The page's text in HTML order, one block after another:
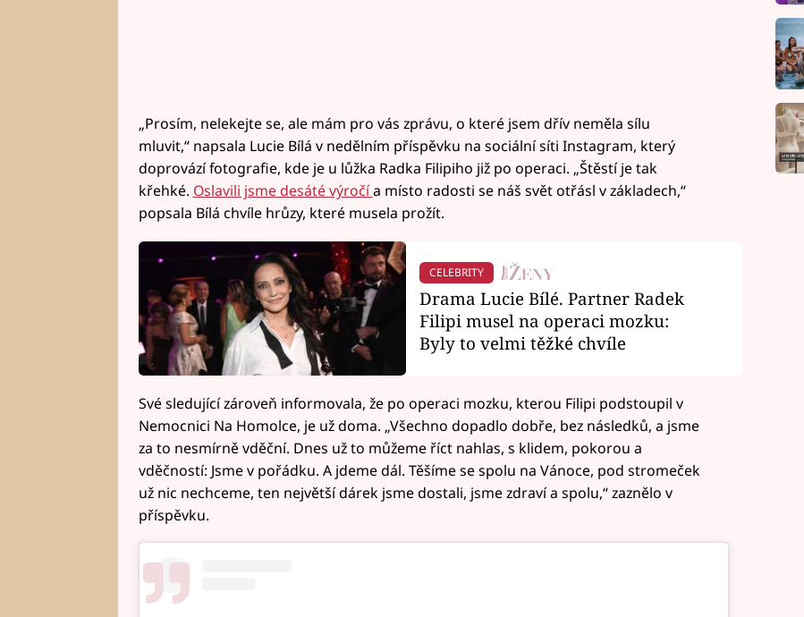
„Prosím, nelekejte se, ale mám pro vás zprávu, o které jsem dřív neměla sílu
mluvit,“ napsala Lucie Bílá v nedělním příspěvku na sociální síti Instagram, který
doprovází fotografie, kde je u lůžka Radka Filipiho již po operaci. „Štěstí je tak
křehké. Oslavili jsme desáté výročía místo radosti se náš svět otřásl v základech,“
popsala Bílá chvíle hrůzy, které musela prožít.
CELEBRITY
Drama Lucie Bílé. Partner Radek
Filipi musel na operaci mozku:
Byly to velmi těžké chvíle
Své sledující zároveň informovala, že po operaci mozku, kterou Filipi podstoupil v
Nemocnici Na Homolce, je už doma. „Všechno dopadlo dobře, bez následků, a jsme
za to nesmírně vděční. Dnes už to můžeme říct nahlas, s klidem, pokorou a
vděčností: Jsme v pořádku. A jdeme dál. Těšíme se spolu na Vánoce, pod stromeček
už nic nechceme, ten největší dárek jsme dostali, jsme zdraví a spolu,“ zaznělo v
příspěvku.